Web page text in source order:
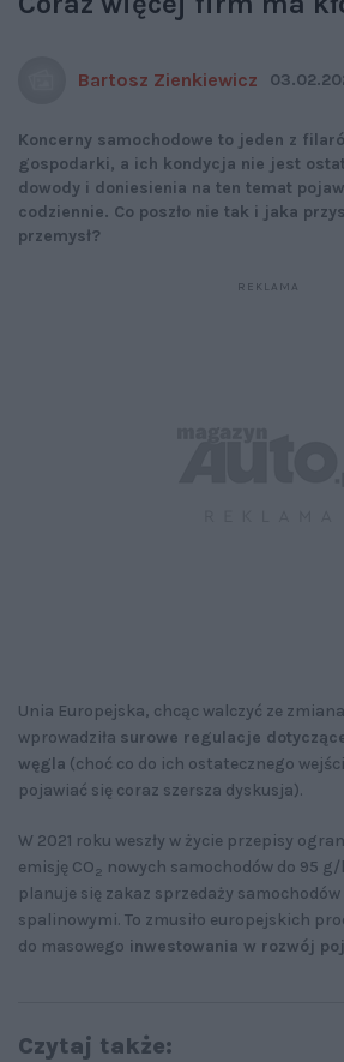
Bartosz Zienkiewicz
Koncerny samochodowe to jeden z
gospodarki, a ich kondycja nie jest
dowody i doniesienia na ten temat
codziennie. Co poszło nie tak i jaka
przemysł?
Unia Europejska, chcąc walczyć ze
wprowadziła surowe regulacje
węgla (choć co do ich ostatecznego
pojawiać się coraz szersza dyskusja).
W 2021 roku weszły w życie przepisy
emisję CO2 nowych samochodów do 95
planuje się zakaz sprzedaży
spalinowymi. To zmusiło europejskich
do masowego inwestowania w rozwój
Czytaj także: